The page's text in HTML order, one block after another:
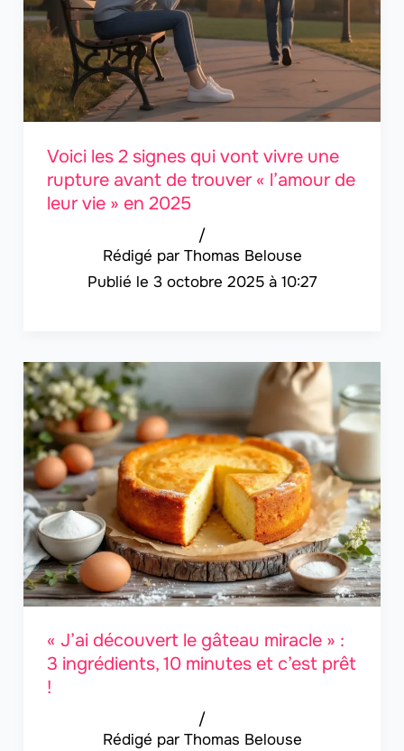
Voici les 2 signes qui vont vivre une
rupture avant de trouver « l’amour de
leur vie » en 2025
Thomas Belouse
/
3 octobre 2025 à 10:27
« J’ai découvert le gâteau miracle » :
3 ingrédients, 10 minutes et c’est prêt
!
Thomas Belouse
/